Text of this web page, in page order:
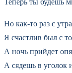
Тепеpь ты будешь
Hо как-то pаз с
Я счастлив был с
А ночь пpийдет
А сядешь в уголок